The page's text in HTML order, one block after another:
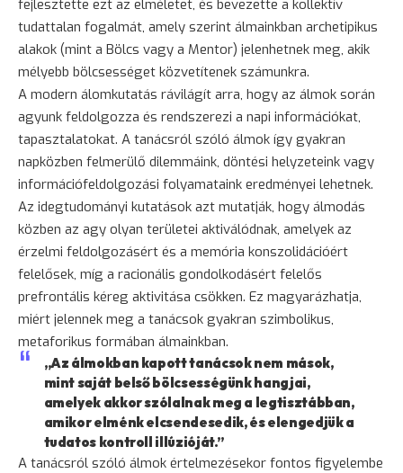
fejlesztette ezt az elméletet, és bevezette a kollektív
tudattalan fogalmát, amely szerint álmainkban archetipikus
alakok (mint a Bölcs vagy a Mentor) jelenhetnek meg, akik
mélyebb bölcsességet közvetítenek számunkra.
A modern álomkutatás rávilágít arra, hogy az álmok során
agyunk feldolgozza és rendszerezi a napi információkat,
tapasztalatokat. A tanácsról szóló álmok így gyakran
napközben felmerülő dilemmáink, döntési helyzeteink vagy
információfeldolgozási folyamataink eredményei lehetnek.
Az idegtudományi kutatások azt mutatják, hogy álmodás
közben az agy olyan területei aktiválódnak, amelyek az
érzelmi feldolgozásért és a memória konszolidációért
felelősek, míg a racionális gondolkodásért felelős
prefrontális kéreg aktivitása csökken. Ez magyarázhatja,
miért jelennek meg a tanácsok gyakran szimbolikus,
metaforikus formában álmainkban.
„Az álmokban kapott tanácsok nem mások,
mint saját belső bölcsességünk hangjai,
amelyek akkor szólalnak meg a legtisztábban,
amikor elménk elcsendesedik, és elengedjük a
tudatos kontroll illúzióját.”
A tanácsról szóló álmok értelmezésekor fontos figyelembe